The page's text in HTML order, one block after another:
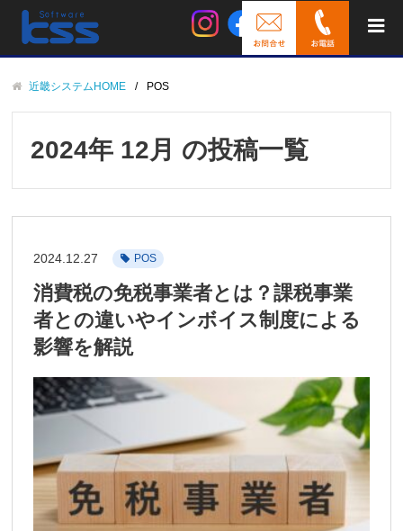
近畿システムHOME POS
2024年 12月 の投稿一覧
2024.12.27 POS
消費税の免税事業者とは？課税事業
者との違いやインボイス制度による
影響を解説